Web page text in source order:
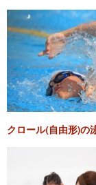
クロール(自由形)の